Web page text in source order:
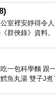
室裡安靜得令
群俠錄》資料。
一包科學麵 跟
魚丸湯 雙子J